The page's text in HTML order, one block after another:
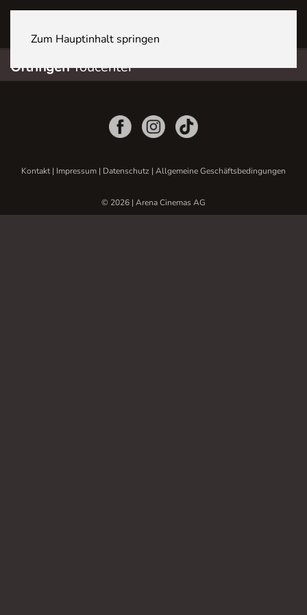
Zum Hauptinhalt springen
OftringenYoucenter
Kontakt| Impressum | Datenschutz | Allgemeine Geschäftsbedingungen
© 2026 | Arena Cinemas AG